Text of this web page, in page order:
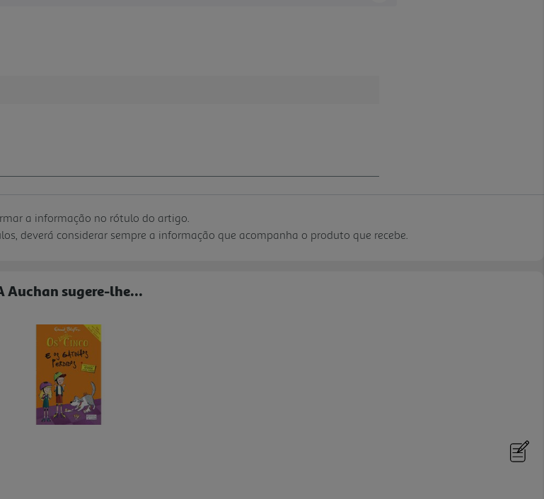
a informação no rótulo do artigo.
deverá considerar sempre a informação que acompanha o produto que recebe.
Auchan sugere-lhe...